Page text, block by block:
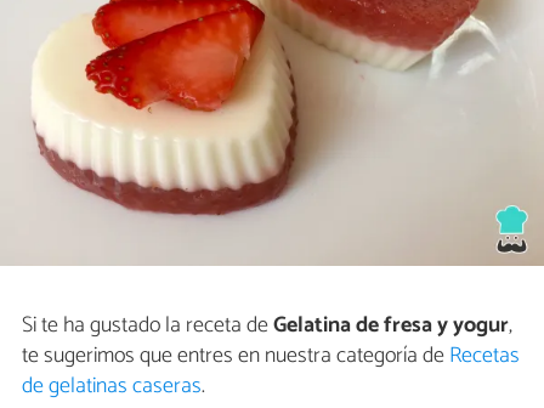
Si te ha gustado la receta deGelatina de fresa y yogur,
te sugerimos que entres en nuestra categoría deRecetas
de gelatinas caseras.